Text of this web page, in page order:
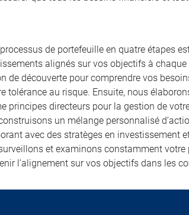
de portefeuille en quatre étapes
alignés sur vos objectifs à
de découverte pour comprendre vos
tolérance au risque. Ensuite, nous
principes directeurs pour la gestion de
un mélange personnalisé
avec des stratèges en investissement
et examinons constamment
l’alignement sur vos objectifs dans les